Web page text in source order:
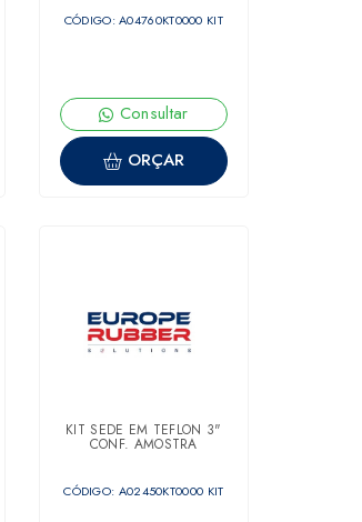
CÓDIGO: A04760KT0000 KIT
Consultar
ORÇAR
KIT SEDE EM TEFLON 3"
CONF. AMOSTRA
CÓDIGO: A02450KT0000 KIT